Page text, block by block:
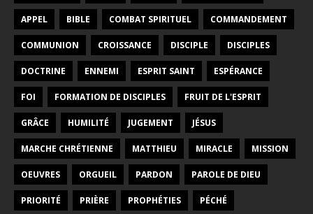
APPEL BIBLE COMBAT SPIRITUEL COMMANDEMENT
COMMUNION CROISSANCE DISCIPLE DISCIPLES
DOCTRINE ENNEMI ESPRIT SAINT ESPÉRANCE
FOI FORMATION DE DISCIPLES FRUIT DE L'ESPRIT
GRÂCE HUMILITÉ JUGEMENT JÉSUS
MARCHE CHRÉTIENNE MATTHIEU MIRACLE MISSION
OEUVRES ORGUEIL PARDON PAROLE DE DIEU
PRIORITÉ PRIÈRE PROPHÉTIES PÉCHÉ